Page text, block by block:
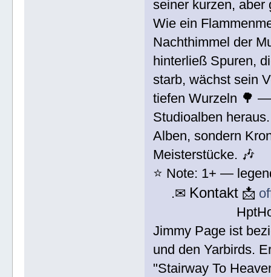
seiner kurzen, aber
Wie ein
Nachthimmel der
hinterließ Spuren,
starb, wächst sein
tiefen Wurzeln 🌳
Studioalben
Alben, sondern
Meisterstücke. 🎶
⭐ Note: 1+ —
.✉ Kontakt 📩
Jimmy Page ist
und den Yarbirds.
"Stairway To